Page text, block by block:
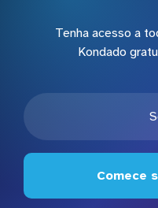
Tenha acesso a
Kondado
Comece